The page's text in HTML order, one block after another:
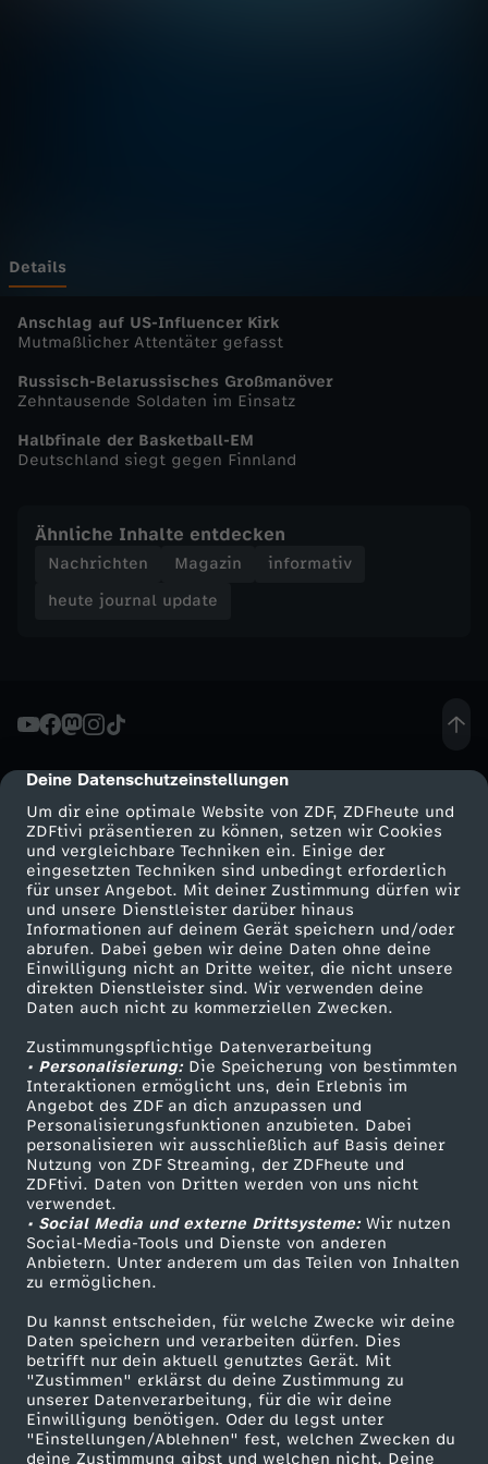
cmp-dialog-description
Deine Datenschutzeinstellungen
Um dir eine optimale Website von ZDF, ZDFheute und
ZDFtivi präsentieren zu können, setzen wir Cookies
und vergleichbare Techniken ein. Einige der
eingesetzten Techniken sind unbedingt erforderlich
für unser Angebot. Mit deiner Zustimmung dürfen wir
und unsere Dienstleister darüber hinaus
Informationen auf deinem Gerät speichern und/oder
abrufen. Dabei geben wir deine Daten ohne deine
Einwilligung nicht an Dritte weiter, die nicht unsere
direkten Dienstleister sind. Wir verwenden deine
Daten auch nicht zu kommerziellen Zwecken.
Zustimmungspflichtige Datenverarbeitung
• Personalisierung:Die Speicherung von bestimmten
Interaktionen ermöglicht uns, dein Erlebnis im
Angebot des ZDF an dich anzupassen und
Personalisierungsfunktionen anzubieten. Dabei
personalisieren wir ausschließlich auf Basis deiner
Nutzung von ZDF Streaming, der ZDFheute und
ZDFtivi. Daten von Dritten werden von uns nicht
verwendet.
• Social Media und externe Drittsysteme:Wir nutzen
Social-Media-Tools und Dienste von anderen
Anbietern. Unter anderem um das Teilen von Inhalten
zu ermöglichen.
Du kannst entscheiden, für welche Zwecke wir deine
Daten speichern und verarbeiten dürfen. Dies
betrifft nur dein aktuell genutztes Gerät. Mit
"Zustimmen" erklärst du deine Zustimmung zu
unserer Datenverarbeitung, für die wir deine
Einwilligung benötigen. Oder du legst unter
"Einstellungen/Ablehnen" fest, welchen Zwecken du
deine Zustimmung gibst und welchen nicht. Deine
u
p
d
a
e
-
u
t
e
j
o
u
r
n
a
l
u
p
d
a
Details
Anschlag auf US-Influencer Kirk
Mutmaßlicher Attentäter gefasst
Russisch-Belarussisches Großmanöver
Zehntausende Soldaten im Einsatz
Halbfinale der Basketball-EM
Deutschland siegt gegen Finnland
Ähnliche Inhalte entdecken
Nachrichten Magazin
informativ
heute journal update
Mehr ZDF
ZDF-Apps
Smart TV
ZDFtext
Livestreams
Sendungen A-Z
TV-Programm
Service
ZDFmitreden
Kontakt zum ZDF
Tickets
Zuschauerservice
Hilfe
ZDF Unternehmen
Karriere
ZDF goes Schule
Werbefernsehen
Mainzelmännchen